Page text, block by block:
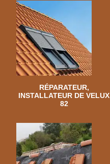
RÉPARATEUR,
INSTALLATEUR DE VELUX
82